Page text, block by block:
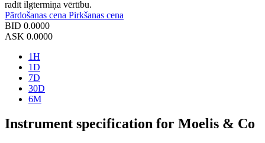
radīt ilgtermiņa vērtību.
Pārdošanas cena Pirkšanas cena
BID 0.0000
ASK 0.0000
1H
1D
7D
30D
6M
Instrument specification for Moelis & Co